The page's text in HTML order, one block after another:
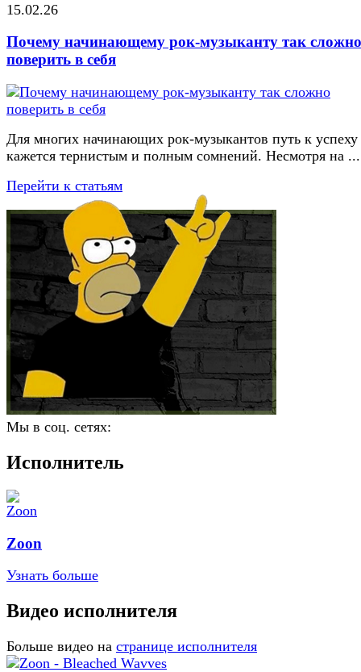
15.02.26
Почему начинающему рок-музыканту так сложно
поверить в себя
Для многих начинающих рок-музыкантов путь к успеху
кажется тернистым и полным сомнений. Несмотря на ...
Перейти к статьям
Мы в соц. сетях:
Исполнитель
Zoon
Узнать больше
Видео исполнителя
Больше видео на странице исполнителя